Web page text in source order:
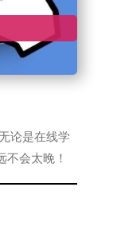
论是在线学
会太晚！